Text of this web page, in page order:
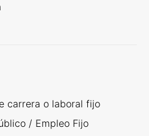
carrera o laboral fijo
/ Empleo Fijo